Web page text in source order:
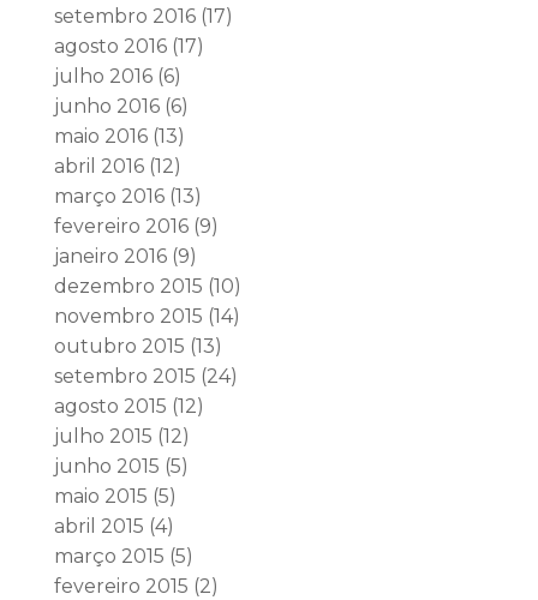
setembro 2016(17)
agosto 2016(17)
julho 2016(6)
junho 2016(6)
maio 2016(13)
abril 2016(12)
março 2016(13)
fevereiro 2016(9)
janeiro 2016(9)
dezembro 2015 (10)
novembro 2015 (14)
outubro 2015 (13)
setembro 2015 (24)
agosto 2015 (12)
julho 2015 (12)
junho 2015 (5)
maio 2015 (5)
abril 2015 (4)
março 2015 (5)
fevereiro 2015 (2)